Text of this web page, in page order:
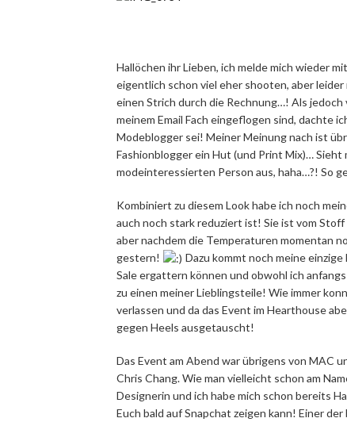
Hallöchen ihr Lieben, ich melde mich wieder
eigentlich schon viel eher shooten, aber
einen Strich durch die Rechnung…! Als
meinem Email Fach eingeflogen sind, dachte
Modeblogger sei! Meiner Meinung nach ist
Fashionblogger ein Hut (und Print Mix)…
modeinteressierten Person aus, haha…?! So
Kombiniert zu diesem Look habe ich noch
auch noch stark reduziert ist! Sie ist vom
aber nachdem die Temperaturen momentan
gestern!
Dazu kommt noch meine
Sale ergattern können und obwohl ich
zu einen meiner Lieblingsteile! Wie immer
verlassen und da das Event im Hearthouse
gegen Heels ausgetauscht!
Das Event am Abend war übrigens von MAC
Chris Chang. Wie man vielleicht schon am
Designerin und ich habe mich schon bereits
Euch bald auf Snapchat zeigen kann! Einer